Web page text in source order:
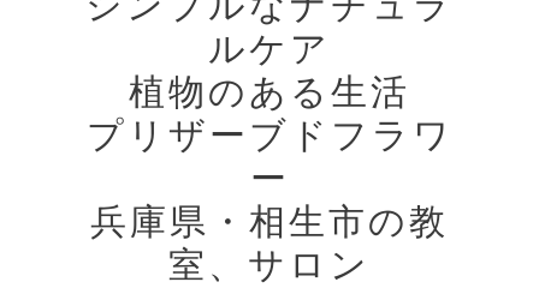
ルケア
植物のある生活
プリザーブドフラワ
ー
兵庫県・相生市の教
室、サロン